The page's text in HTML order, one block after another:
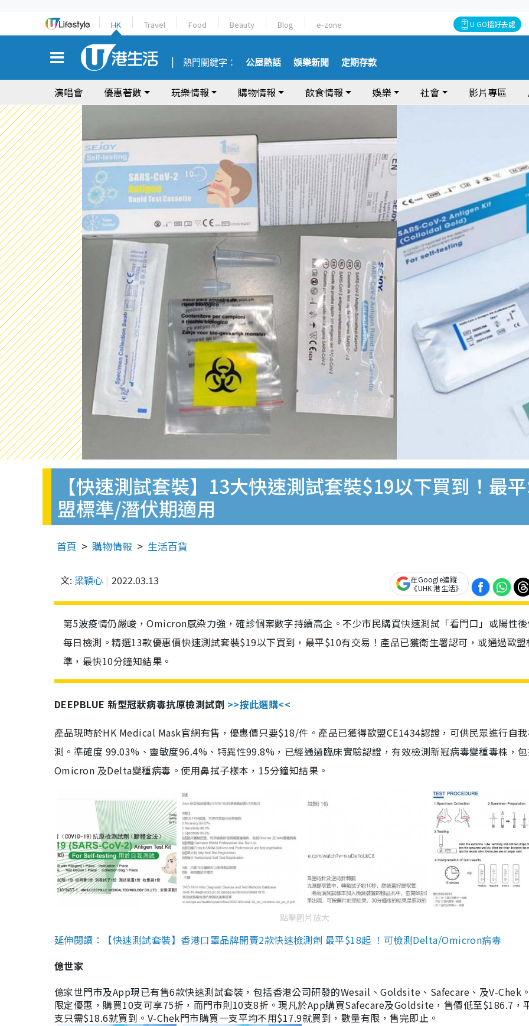
HK Travel Food Beauty Blog e-zone U GO搵好去處
熱門關鍵字： 公屋熱話 娛樂新聞 定期存款
演唱會 優惠著數 玩樂情報 購物情報 飲食情報 娛樂 社會 影片專區
【快速測試套裝】13大快速測試套裝$19以下買到！最
盟標準/潛伏期適用
首頁 購物情報 生活百貨
文: 梁穎心 2022.03.13
在Google追蹤
《UHK 港生活》
第5波疫情仍嚴峻，Omicron感染力強，確診個案數字持續高企。不少市民購買快速測試「看門口」或陽性
每日檢測。精選13款優惠價快速測試套裝$19以下買到，最平$10有交易！產品已獲衛生署認可，或通過歐盟
準，最快10分鐘知結果。
DEEPBLUE 新型冠狀病毒抗原檢測試劑 >>按此選購<<
產品現時於HK Medical Mask官網有售，優惠價只要$18/件。產品已獲得歐盟CE1434認證，可供民眾進行自
測。準確度 99.03%、靈敏度96.4%、特異性99.8%，已經通過臨床實驗認證，有效檢測新冠病毒變種毒株，
Omicron 及Delta變種病毒。使用鼻拭子樣本，15分鐘知結果。
點擊圖片放大
延伸閱讀：【快速測試套裝】香港口罩品牌開賣2款快速檢測劑 最平$18起 ！可檢測Delta/Omicron病毒
億世家
億家世門市及App現已有售6款快速測試套裝，包括香港公司研發的Wesail、Goldsite、Safecare、及V-Chek
限定優惠，購買10支可享75折，而門市則10支8折。現凡於App購買Safecare及Goldsite，售價低至$186.7，
支只需$18.6就買到。V-Chek門市購買一支平均不用$17.9就買到，數量有限，售完即止。